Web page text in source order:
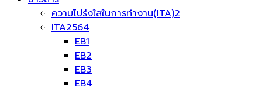
ความโปร่งใสในการทำงาน(ITA)2
ITA2564
EB1
EB2
EB3